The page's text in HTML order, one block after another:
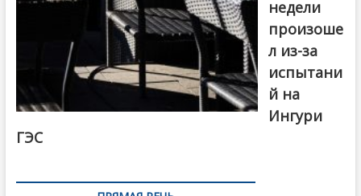
недели
произоше
л из-за
испытани
й на
Ингури
ГЭС